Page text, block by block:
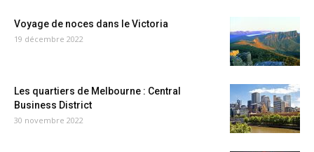
Voyage de noces dans le Victoria
19 décembre 2022
Les quartiers de Melbourne : Central
Business District
30 novembre 2022